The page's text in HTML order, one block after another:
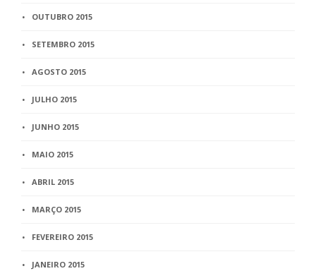
OUTUBRO 2015
SETEMBRO 2015
AGOSTO 2015
JULHO 2015
JUNHO 2015
MAIO 2015
ABRIL 2015
MARÇO 2015
FEVEREIRO 2015
JANEIRO 2015